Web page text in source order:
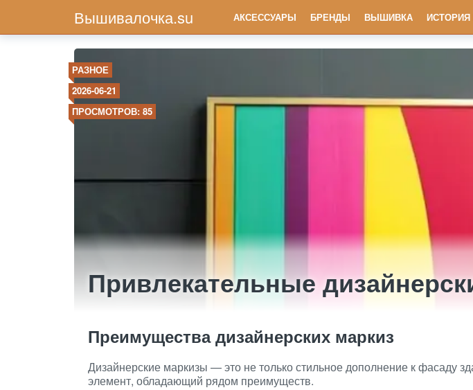
Вышивалочка.su АКСЕССУАРЫ БРЕНДЫ ВЫШИВКА
РАЗНОЕ
2026-06-21
ПРОСМОТРОВ: 85
Привлекательные
Преимущества дизайнерских маркиз
Дизайнерские маркизы — это не только стильное дополнение к фасаду
элемент, обладающий рядом преимуществ.